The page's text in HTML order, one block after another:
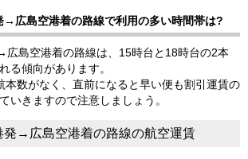
→広島空港着の路線で利用の多い時間帯は?
島空港着の路線は、15時台と18時台の2本
る傾向があります。
本数がなく、直前になると早い便も割引運賃の
いきますので注意しましょう。
発→広島空港着の路線の航空運賃